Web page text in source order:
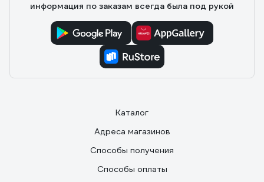
информация по заказам всегда была под рукой
Каталог
Адреса магазинов
Способы получения
Способы оплаты